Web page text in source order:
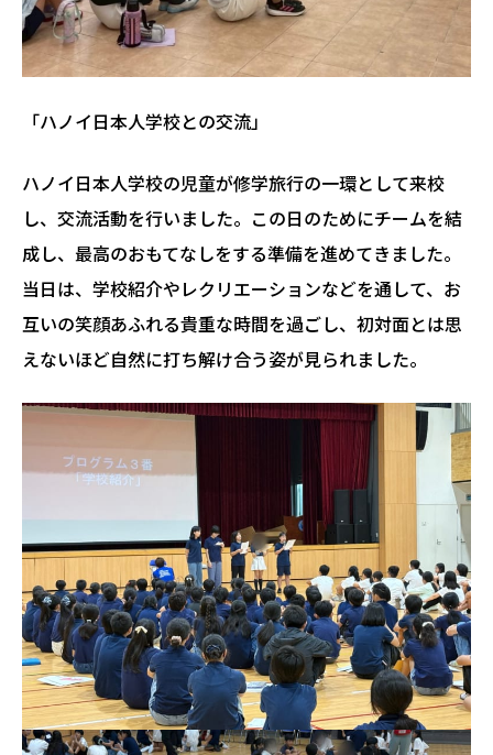
「ハノイ日本人学校との交流」
ハノイ日本人学校の児童が修学旅行の一環として来校
し、交流活動を行いました。この日のためにチームを結
成し、最高のおもてなしをする準備を進めてきました。
当日は、学校紹介やレクリエーションなどを通して、お
互いの笑顔あふれる貴重な時間を過ごし、初対面とは思
えないほど自然に打ち解け合う姿が見られました。